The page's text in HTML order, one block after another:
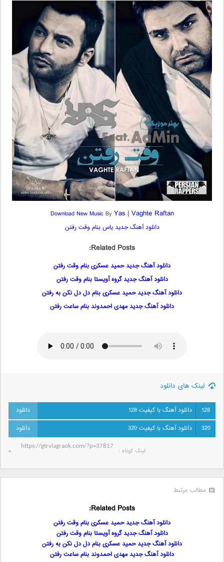
Download New MusicByYas| Vaghte Raftan
دانلود آهنگ جدید یاس بنام وقت رفتن
Related Posts:
دانلود آهنگ جدید حمید عسکری بنام وقت رفتن
دانلود آهنگ جدید گروه آویستا بنام وقت رفتن
دانلود آهنگ جدید حمید عسکری بنام دل دل نکن به رفتن
دانلود آهنگ جدید مهدی احمدوند بنام ساعت رفتن
لینک های دانلود
128
دانلود آهنگ با کیفیت 128
320
دانلود آهنگ با کیفیت 320
لینک کوتاه‌ :
مطالب مرتبط
Related Posts:
دانلود آهنگ جدید حمید عسکری بنام وقت رفتن
دانلود آهنگ جدید گروه آویستا بنام وقت رفتن
دانلود آهنگ جدید حمید عسکری بنام دل دل نکن به رفتن
دانلود آهنگ جدید مهدی احمدوند بنام ساعت رفتن